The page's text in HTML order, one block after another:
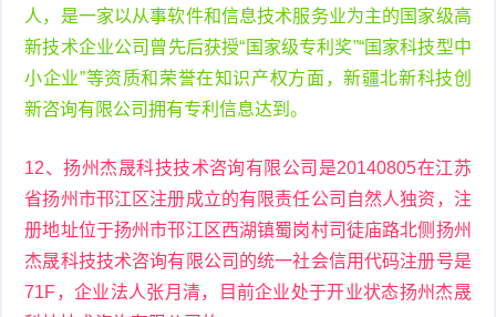
人，是一家以从事软件和信息技术服务业为主的国家级高
新技术企业公司曾先后获授“国家级专利奖”“国家科技型中
小企业”等资质和荣誉在知识产权方面，新疆北新科技创
新咨询有限公司拥有专利信息达到。
12、扬州杰晟科技技术咨询有限公司是20140805在江苏
省扬州市邗江区注册成立的有限责任公司自然人独资，注
册地址位于扬州市邗江区西湖镇蜀岗村司徒庙路北侧扬州
杰晟科技技术咨询有限公司的统一社会信用代码注册号是
71F，企业法人张月清，目前企业处于开业状态扬州杰晟